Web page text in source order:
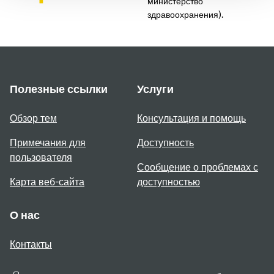
здравоохранения).
Полезные ссылки
Обзор тем
Примечания для
пользователя
Карта веб-сайта
Услуги
Консультация и помощь
Доступность
Сообщение о проблемах с
доступностью
О нас
Контакты